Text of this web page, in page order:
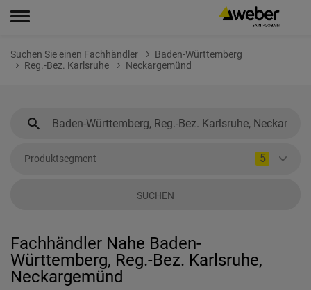
Suchen Sie einen Fachhändler
Baden-Württemberg
Reg.-Bez. Karlsruhe
Neckargemünd
Produktsegment 5
SUCHEN
Fachhändler Nahe Baden-
Württemberg, Reg.-Bez. Karlsruhe,
Neckargemünd